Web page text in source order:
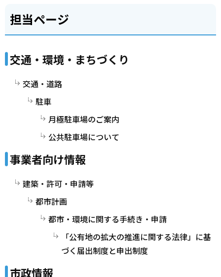
担当ページ
交通・環境・まちづくり
交通・道路
駐車
月極駐車場のご案内
公共駐車場について
事業者向け情報
建築・許可・申請等
都市計画
都市・環境に関する手続き・申請
「公有地の拡大の推進に関する法律」に基
づく届出制度と申出制度
市政情報